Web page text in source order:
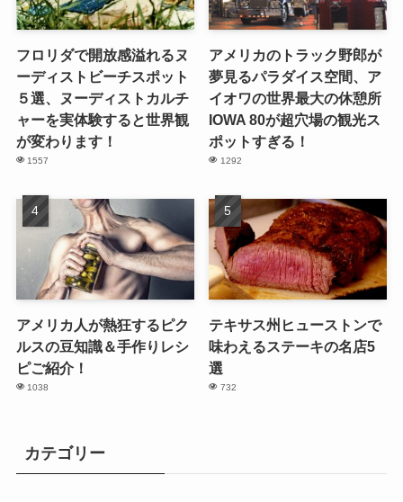
フロリダで開放感溢れるヌ
ーディストビーチスポット
５選、ヌーディストカルチ
ャーを実体験すると世界観
が変わります！
1557
アメリカのトラック野郎が
夢見るパラダイス空間、ア
イオワの世界最大の休憩所
IOWA 80が超穴場の観光ス
ポットすぎる！
1292
アメリカ人が熱狂するピク
ルスの豆知識＆手作りレシ
ピご紹介！
1038
テキサス州ヒューストンで
味わえるステーキの名店5
選
732
カテゴリー